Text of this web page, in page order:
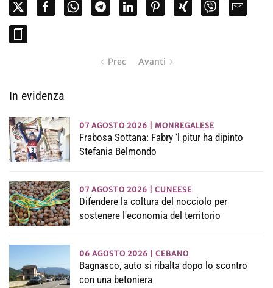
Prec Avanti
In evidenza
07 AGOSTO 2026 MONREGALESE
Frabosa Sottana: Fabry ‘l pitur ha dipinto
Stefania Belmondo
07 AGOSTO 2026 CUNEESE
Difendere la coltura del nocciolo per
sostenere l'economia del territorio
06 AGOSTO 2026 CEBANO
Bagnasco, auto si ribalta dopo lo scontro
con una betoniera